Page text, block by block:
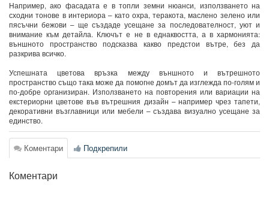
Например, ако фасадата е в топли земни нюанси, използването на
сходни тонове в интериора – като охра, теракота, маслено зелено или
пясъчни бежови – ще създаде усещане за последователност, уют и
внимание към детайла. Ключът е не в еднаквостта, а в хармонията:
външното пространство подсказва какво предстои вътре, без да
разкрива всичко.
Успешната цветова връзка между външното и вътрешното
пространство също така може да помогне домът да изглежда по-голям и
по-добре организиран. Използването на повторения или вариации на
екстериорни цветове във вътрешния дизайн – например чрез тапети,
декоративни възглавници или мебели – създава визуално усещане за
единство.
Коментари Подкрепили
Коментари